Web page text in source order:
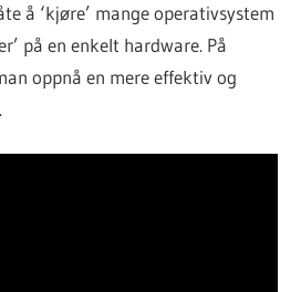
å ‘kjøre’ mange operativsystem
på en enkelt hardware. På
oppnå en mere effektiv og